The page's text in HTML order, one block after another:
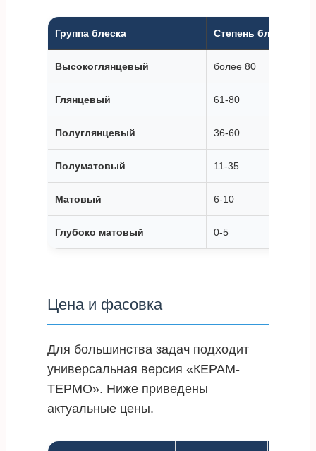
Группа блеска Степень блеска, %
Высокоглянцевый более 80
Глянцевый 61-80
Полуглянцевый 36-60
Полуматовый 11-35
Матовый 6-10
Глубоко матовый 0-5
Цена и фасовка
Для большинства задач подходит
универсальная версия «КЕРАМ-
ТЕРМО». Ниже приведены
актуальные цены.